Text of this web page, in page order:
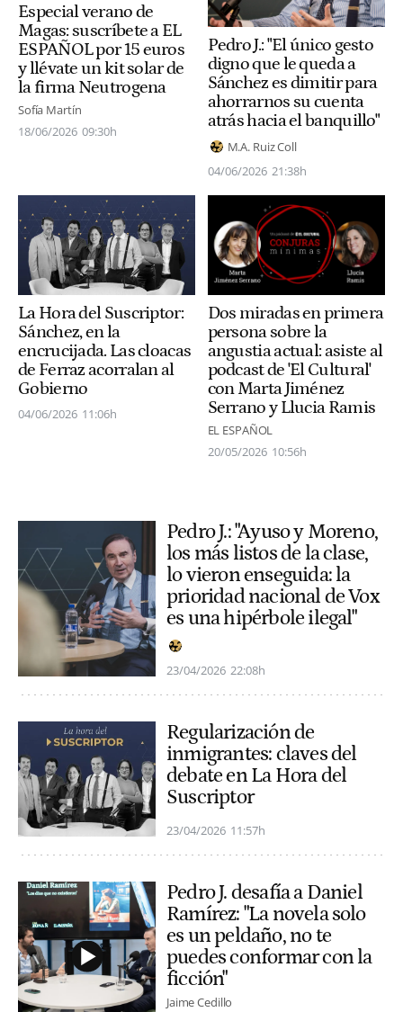
Especial verano de
Magas: suscríbete a EL
ESPAÑOL por 15 euros
y llévate un kit solar de
la firma Neutrogena
Sofía Martín
18/06/2026 09:30h
Pedro J.: "El único gesto
digno que le queda a
Sánchez es dimitir para
ahorrarnos su cuenta
atrás hacia el banquillo"
M.A. Ruiz Coll
04/06/2026 21:38h
La Hora del Suscriptor:
Sánchez, en la
encrucijada. Las cloacas
de Ferraz acorralan al
Gobierno
04/06/2026 11:06h
Dos miradas en primera
persona sobre la
angustia actual: asiste al
podcast de 'El Cultural'
con Marta Jiménez
Serrano y Llucia Ramis
EL ESPAÑOL
20/05/2026 10:56h
Pedro J.: "Ayuso y Moreno,
los más listos de la clase,
lo vieron enseguida: la
prioridad nacional de Vox
es una hipérbole ilegal"
23/04/2026 22:08h
Regularización de
inmigrantes: claves del
debate en La Hora del
Suscriptor
23/04/2026 11:57h
Pedro J. desafía a Daniel
Ramírez: "La novela solo
es un peldaño, no te
puedes conformar con la
ficción"
Jaime Cedillo